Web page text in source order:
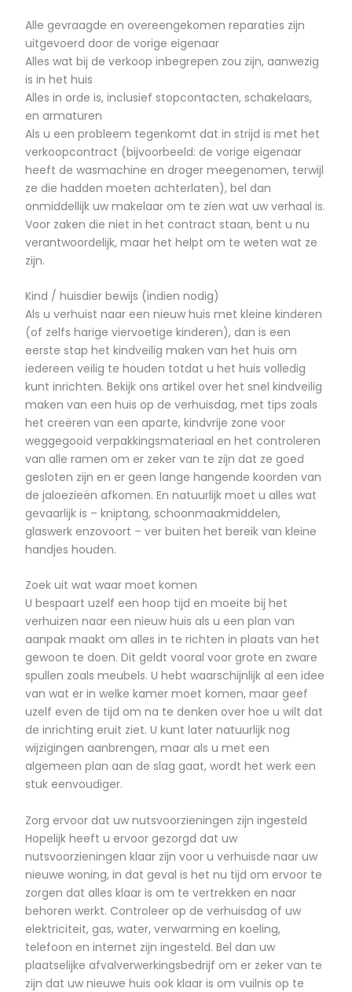
Alle gevraagde en overeengekomen reparaties zijn
uitgevoerd door de vorige eigenaar
Alles wat bij de verkoop inbegrepen zou zijn, aanwezig
is in het huis
Alles in orde is, inclusief stopcontacten, schakelaars,
en armaturen
Als u een probleem tegenkomt dat in strijd is met het
verkoopcontract (bijvoorbeeld: de vorige eigenaar
heeft de wasmachine en droger meegenomen, terwijl
ze die hadden moeten achterlaten), bel dan
onmiddellijk uw makelaar om te zien wat uw verhaal is.
Voor zaken die niet in het contract staan, bent u nu
verantwoordelijk, maar het helpt om te weten wat ze
zijn.
Kind / huisdier bewijs (indien nodig)
Als u verhuist naar een nieuw huis met kleine kinderen
(of zelfs harige viervoetige kinderen), dan is een
eerste stap het kindveilig maken van het huis om
iedereen veilig te houden totdat u het huis volledig
kunt inrichten. Bekijk ons artikel over het snel kindveilig
maken van een huis op de verhuisdag, met tips zoals
het creëren van een aparte, kindvrije zone voor
weggegooid verpakkingsmateriaal en het controleren
van alle ramen om er zeker van te zijn dat ze goed
gesloten zijn en er geen lange hangende koorden van
de jaloezieën afkomen. En natuurlijk moet u alles wat
gevaarlijk is – kniptang, schoonmaakmiddelen,
glaswerk enzovoort – ver buiten het bereik van kleine
handjes houden.
Zoek uit wat waar moet komen
U bespaart uzelf een hoop tijd en moeite bij het
verhuizen naar een nieuw huis als u een plan van
aanpak maakt om alles in te richten in plaats van het
gewoon te doen. Dit geldt vooral voor grote en zware
spullen zoals meubels. U hebt waarschijnlijk al een idee
van wat er in welke kamer moet komen, maar geef
uzelf even de tijd om na te denken over hoe u wilt dat
de inrichting eruit ziet. U kunt later natuurlijk nog
wijzigingen aanbrengen, maar als u met een
algemeen plan aan de slag gaat, wordt het werk een
stuk eenvoudiger.
Zorg ervoor dat uw nutsvoorzieningen zijn ingesteld
Hopelijk heeft u ervoor gezorgd dat uw
nutsvoorzieningen klaar zijn voor u verhuisde naar uw
nieuwe woning, in dat geval is het nu tijd om ervoor te
zorgen dat alles klaar is om te vertrekken en naar
behoren werkt. Controleer op de verhuisdag of uw
elektriciteit, gas, water, verwarming en koeling,
telefoon en internet zijn ingesteld. Bel dan uw
plaatselijke afvalverwerkingsbedrijf om er zeker van te
zijn dat uw nieuwe huis ook klaar is om vuilnis op te